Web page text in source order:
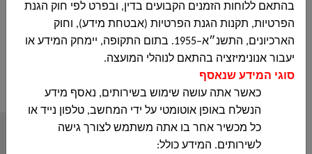
בקשה להצעת מחיר 43-2024 עבור אספקת ציוד כבלים ונרות לדים
תאורה לקישוטי כבישים - פרסום חוזר
أقسام المجلس
בהתאם ללוחות הזמנים הקבועים בדין, ובפרט לפי חוק הגנת
הפרטיות, תקנות הגנת הפרטיות (אבטחת מידע), וחוק
הארכיונים, התשנ״א–1955. בתום התקופה, יימחק המידע או
יעבור אנונימיזציה בהתאם לנוהלי המועצה.
סוגי המידע שנאסף
כאשר אתה עושה שימוש בשירותים, נאסף מידע
הנשלח באופן אוטומטי על ידי המחשב, טלפון נייד או
כל מכשיר אחר בו אתה משתמש לצורך גישה
לשירותים. המידע כולל: